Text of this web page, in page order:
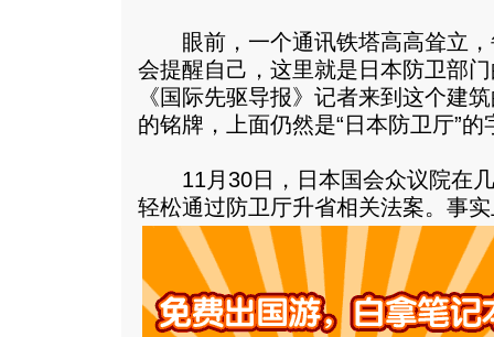
眼前，一个通讯铁塔高高耸立，
会提醒自己，这里就是日本防卫部
《国际先驱导报》记者来到这个建
的铭牌，上面仍然是“日本防卫厅”的
11月30日，日本国会众议院在几
轻松通过防卫厅升省相关法案。 事